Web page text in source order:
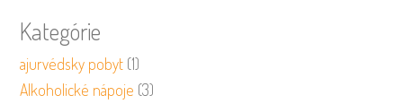
Kategórie
ajurvédsky pobyt (1)
Alkoholické nápoje (3)